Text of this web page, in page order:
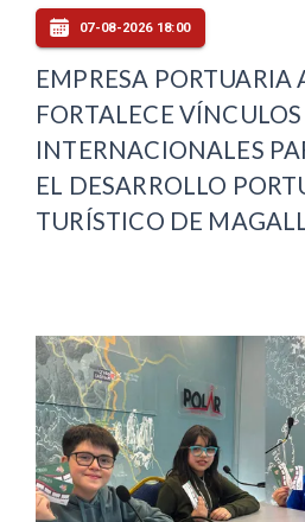
07-08-2026 18:00
EMPRESA PORTUARIA
FORTALECE VÍNCULOS
INTERNACIONALES
EL DESARROLLO
TURÍSTICO DE